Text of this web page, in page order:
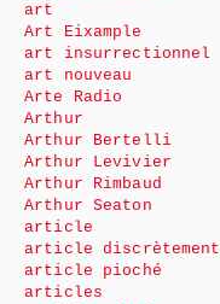
art
Art Eixample
art insurrectionnel
art nouveau
Arte Radio
Arthur
Arthur Bertelli
Arthur Levivier
Arthur Rimbaud
Arthur Seaton
article
article discrètement
article pioché
articles